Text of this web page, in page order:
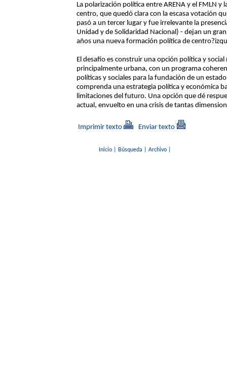
La polarización política entre ARENA y el FMLN y
centro, que quedó clara con la escasa votación
pasó a un tercer lugar y fue irrelevante la
Unidad y de Solidaridad Nacional) - dejan un
años una nueva formación política de
El desafío es construir una opción política y
principalmente urbana, con un programa
políticas y sociales para la fundación de un
comprenda una estrategia política y económica
limitaciones del futuro. Una opción que dé
actual, envuelto en una crisis de tantas
Imprimir texto Enviar texto
Inicio| Búsqueda Archivo|